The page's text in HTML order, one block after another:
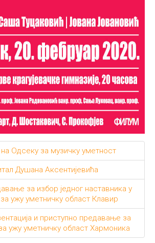
Одсеку за музичку уметност
Душана Аксентијевића
за избор једног наставника у
ужу уметничку област Клавир
и приступно предавање за
ужу уметничку област Хармоника